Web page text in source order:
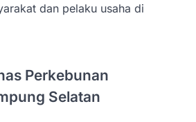
dan pelaku usaha di
Perkebunan
Selatan